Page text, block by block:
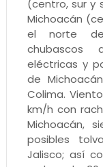
(centro, sur y
Michoacán
el norte de
chubascos
eléctricas y
de
Colima.
km/h con
Michoacán,
posibles
Jalisco; así